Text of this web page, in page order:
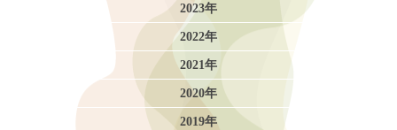
2023年
2022年
2021年
2020年
2019年